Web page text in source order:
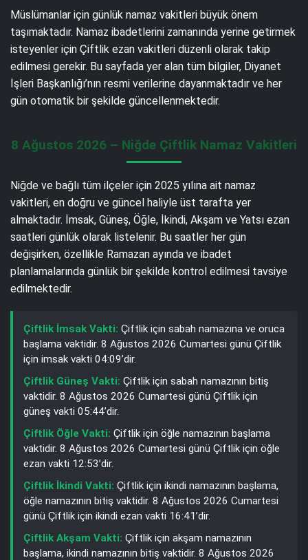
Müslümanlar için günlük namaz vakitleri büyük önem
taşımaktadır. Namaz ibadetlerini zamanında yerine getirmek
isteyenler için Çiftlik ezan vakitleri düzenli olarak takip
edilmesi gerekir. Bu sayfada yer alan tüm bilgiler, Diyanet
İşleri Başkanlığı’nın resmi verilerine dayanmaktadır ve her
gün otomatik bir şekilde güncellenmektedir.
8 Ağustos 2026 – Niğde Çiftlik Namaz Vakitleri
Niğde ve bağlı tüm ilçeler için 2025 yılına ait namaz
vakitleri, en doğru ve güncel haliyle üst tarafta yer
almaktadır. İmsak, Güneş, Öğle, İkindi, Akşam ve Yatsı ezan
saatleri günlük olarak listelenir. Bu saatler her gün
değişirken, özellikle Ramazan ayında ve ibadet
planlamalarında günlük bir şekilde kontrol edilmesi tavsiye
edilmektedir.
Çiftlik İmsak Vakti: Çiftlik için sabah namazına ve oruca
başlama vaktidir. 8 Ağustos 2026 Cumartesi günü Çiftlik
için imsak vakti 04:09’dir.
Çiftlik Güneş Vakti: Çiftlik için sabah namazının bitiş
vaktidir. 8 Ağustos 2026 Cumartesi günü Çiftlik için
güneş vakti 05:44’dir.
Çiftlik Öğle Vakti: Çiftlik için öğle namazının başlama
vaktidir. 8 Ağustos 2026 Cumartesi günü Çiftlik için öğle
ezan vakti 12:53’dir.
Çiftlik İkindi Vakti: Çiftlik için ikindi namazının başlama,
öğle namazının bitiş vaktidir. 8 Ağustos 2026 Cumartesi
günü Çiftlik için ikindi ezan vakti 16:41’dir.
Çiftlik Akşam Vakti: Çiftlik için akşam namazının
başlama, ikindi namazının bitiş vaktidir. 8 Ağustos 2026